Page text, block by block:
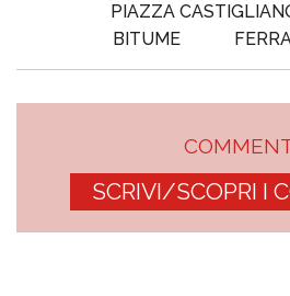
PIAZZA
BITUME
SCRIVI/SCOPRI I